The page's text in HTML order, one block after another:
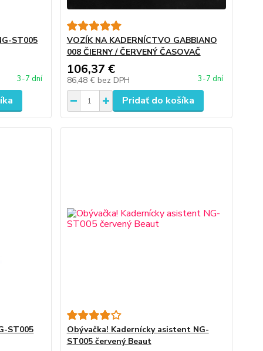
ST005
3-7 dní
VOZÍK NA KADERNÍCTVO GABBIANO
008 ČIERNY / ČERVENÝ ČASOVAČ
106,37 €
86,48 € bez DPH 3-7 dní
Pridať do košíka
ST005
Obývačka! Kadernícky asistent NG-
ST005 červený Beaut